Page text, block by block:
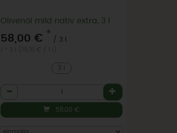
Olivenöl mild nativ extra, 3 l
58,00 € *
/ 3 l
3 l
Anzahl
58,00 €